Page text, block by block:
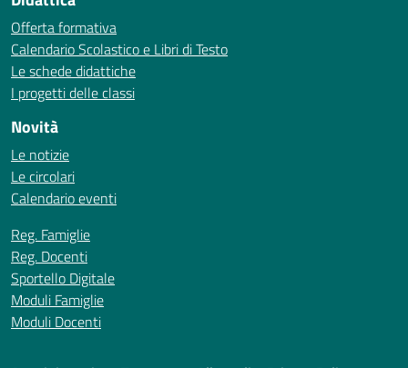
Offerta formativa
Calendario Scolastico e Libri di Testo
Le schede didattiche
I progetti delle classi
Novità
Le notizie
Le circolari
Calendario eventi
Reg. Famiglie
Reg. Docenti
Sportello Digitale
Moduli Famiglie
Moduli Docenti